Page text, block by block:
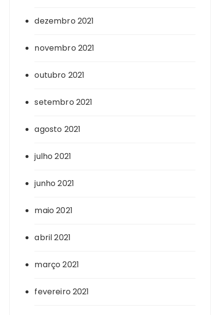
dezembro 2021
novembro 2021
outubro 2021
setembro 2021
agosto 2021
julho 2021
junho 2021
maio 2021
abril 2021
março 2021
fevereiro 2021